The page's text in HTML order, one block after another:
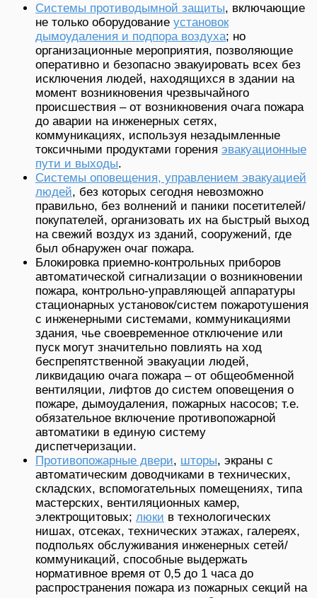
Системы противодымной защиты, включающие
не только оборудование установок
дымоудаления и подпора воздуха; но
организационные мероприятия, позволяющие
оперативно и безопасно эвакуировать всех без
исключения людей, находящихся в здании на
момент возникновения чрезвычайного
происшествия – от возникновения очага пожара
до аварии на инженерных сетях,
коммуникациях, используя незадымленные
токсичными продуктами горения эвакуационные
пути и выходы.
Системы оповещения, управлением эвакуацией
людей, без которых сегодня невозможно
правильно, без волнений и паники посетителей/
покупателей, организовать их на быстрый выход
на свежий воздух из зданий, сооружений, где
был обнаружен очаг пожара.
Блокировка приемно-контрольных приборов
автоматической сигнализации о возникновении
пожара, контрольно-управляющей аппаратуры
стационарных установок/систем пожаротушения
с инженерными системами, коммуникациями
здания, чье своевременное отключение или
пуск могут значительно повлиять на ход
беспрепятственной эвакуации людей,
ликвидацию очага пожара – от общеобменной
вентиляции, лифтов до систем оповещения о
пожаре, дымоудаления, пожарных насосов; т.е.
обязательное включение противопожарной
автоматики в единую систему
диспетчеризации.
Противопожарные двери, шторы, экраны с
автоматическим доводчиками в технических,
складских, вспомогательных помещениях, типа
мастерских, вентиляционных камер,
электрощитовых; люки в технологических
нишах, отсеках, технических этажах, галереях,
подпольях обслуживания инженерных сетей/
коммуникаций, способные выдержать
нормативное время от 0,5 до 1 часа до
распространения пожара из пожарных секций на